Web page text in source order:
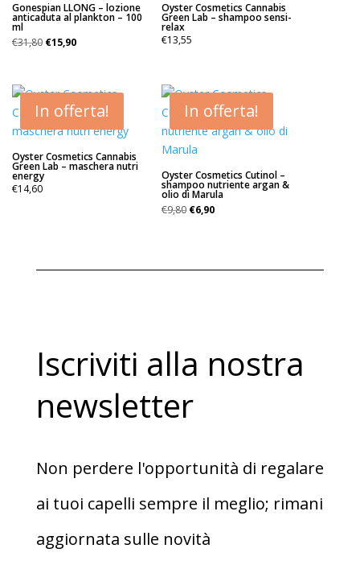
Gonespian LLONG – lozione
anticaduta al plankton – 100
ml
€31,80 Il
era:
€31,80.
€15,90Il
€15,90.
Oyster Cosmetics Cannabis
Green Lab – shampoo sensi-
relax
€13,55
In offerta!
Oyster Cosmetics Cannabis
Green Lab – maschera nutri
energy
€14,60
In offerta!
Oyster Cosmetics Cutinol –
shampoo nutriente argan &
olio di Marula
€9,80 Il
€9,80.
€6,90Il
€6,90.
Iscriviti alla nostra
newsletter
Non perdere l'opportunità di regalare
ai tuoi capelli sempre il meglio; rimani
aggiornata sulle novità